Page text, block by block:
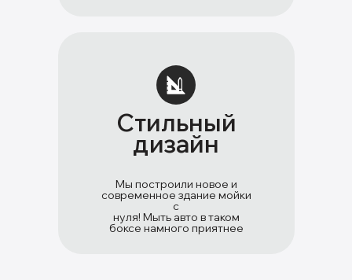
Мы построили новое и
современное здание мойки
с
нуля! Мыть авто в таком
боксе намного приятнее
Стильный
дизайн